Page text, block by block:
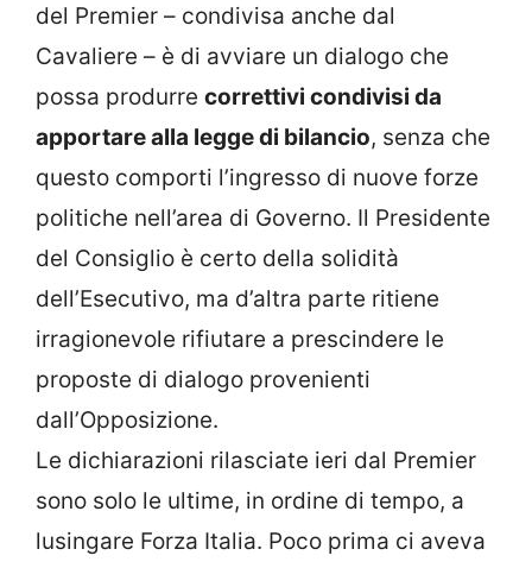
del Premier – condivisa anche dal
Cavaliere – è di avviare un dialogo che
possa produrre correttivi condivisi da
apportare alla legge di bilancio, senza che
questo comporti l’ingresso di nuove forze
politiche nell’area di Governo. Il Presidente
del Consiglio è certo della solidità
dell’Esecutivo, ma d’altra parte ritiene
irragionevole rifiutare a prescindere le
proposte di dialogo provenienti
dall’Opposizione.
Le dichiarazioni rilasciate ieri dal Premier
sono solo le ultime, in ordine di tempo, a
lusingare Forza Italia. Poco prima ci aveva